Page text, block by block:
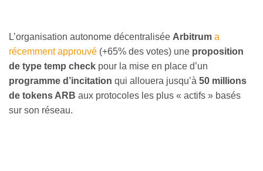
L’organisation autonome décentralisée Arbitrum a
récemment approuvé (+65% des votes) une proposition
de type temp check pour la mise en place d’un
programme d’incitation qui allouera jusqu’à 50 millions
de tokens ARB aux protocoles les plus « actifs » basés
sur son réseau.